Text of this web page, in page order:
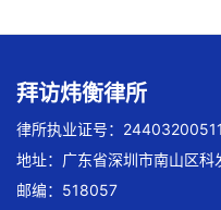
拜访炜衡律所
律所执业证号：
地址：广东省深圳市南山区
邮编：518057